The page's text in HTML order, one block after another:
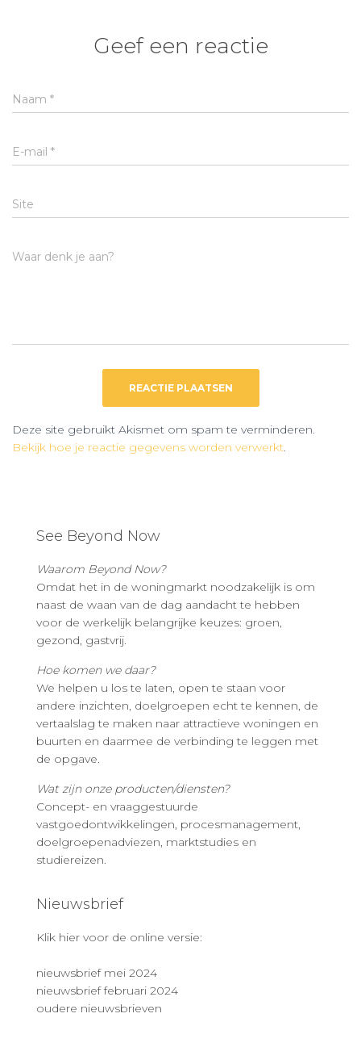
Geef een reactie
Naam *
E-mail *
Site
Waar denk je aan?
Deze site gebruikt Akismet om spam te verminderen.
Bekijk hoe je reactie gegevens worden verwerkt.
See Beyond Now
Waarom Beyond Now?
Omdat het in de woningmarkt noodzakelijk is om
naast de waan van de dag aandacht te hebben
voor de werkelijk belangrijke keuzes: groen,
gezond, gastvrij.
Hoe komen we daar?
We helpen u los te laten, open te staan voor
andere inzichten, doelgroepen echt te kennen, de
vertaalslag te maken naar attractieve woningen en
buurten en daarmee de verbinding te leggen met
de opgave.
Wat zijn onze producten/diensten?
Concept- en vraaggestuurde
vastgoedontwikkelingen, procesmanagement,
doelgroepenadviezen, marktstudies en
studiereizen.
Nieuwsbrief
Klik hier voor de online versie:
nieuwsbrief mei 2024
nieuwsbrief februari 2024
oudere nieuwsbrieven